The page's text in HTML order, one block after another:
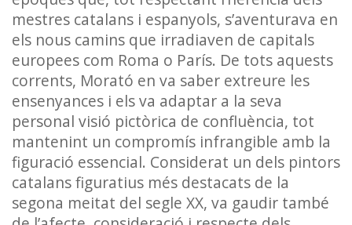
mestres catalans i espanyols, s’aventurava en
els nous camins que irradiaven de capitals
europees com Roma o París. De tots aquests
corrents, Morató en va saber extreure les
ensenyances i els va adaptar a la seva
personal visió pictòrica de confluència, tot
mantenint un compromís infrangible amb la
figuració essencial. Considerat un dels pintors
catalans figuratius més destacats de la
segona meitat del segle XX, va gaudir també